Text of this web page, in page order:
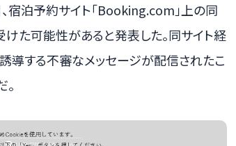
宿泊予約サイト「Booking.com」上の同
た可能性があると発表した。同サイト経
導する不審なメッセージが配信されたこ